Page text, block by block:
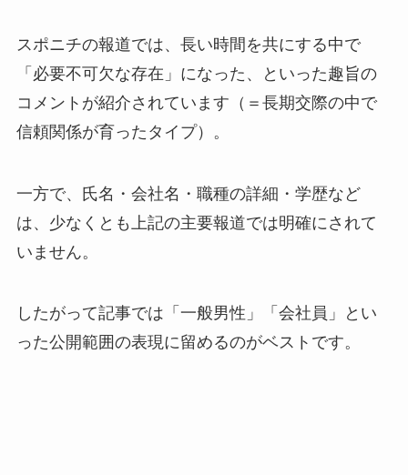
スポニチの報道では、長い時間を共にする中で
「必要不可欠な存在」になった、といった趣旨の
コメントが紹介されています（＝長期交際の中で
信頼関係が育ったタイプ）。
一方で、氏名・会社名・職種の詳細・学歴など
は、少なくとも上記の主要報道では明確にされて
いません。
したがって記事では「一般男性」「会社員」とい
った公開範囲の表現に留めるのがベストです。